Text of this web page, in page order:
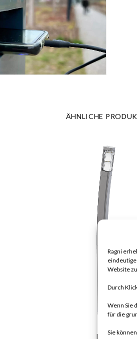
Ragni
Website
Durch
Wenn Sie
für die
Sie
ÄHNLICHE
KANN